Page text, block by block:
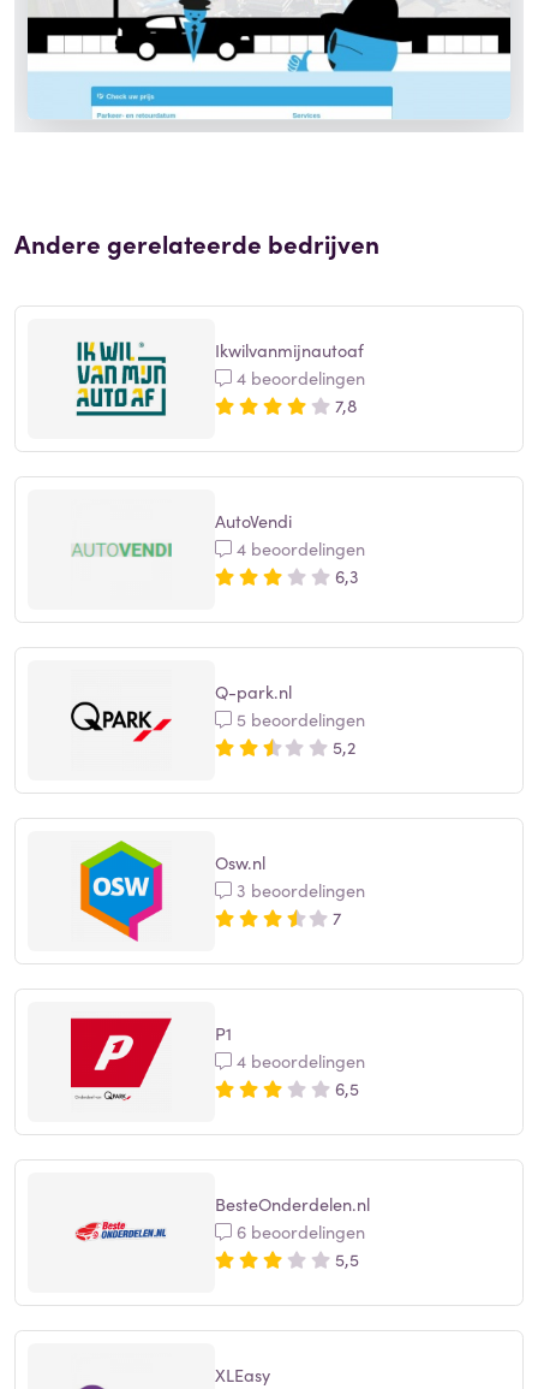
Andere gerelateerde bedrijven
Ikwilvanmijnautoaf
4 beoordelingen
7,8
AutoVendi
4 beoordelingen
6,3
Q-park.nl
5 beoordelingen
5,2
Osw.nl
3 beoordelingen
7
P1
4 beoordelingen
6,5
BesteOnderdelen.nl
6 beoordelingen
5,5
XLEasy